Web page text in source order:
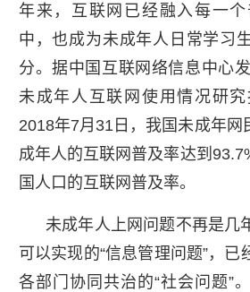
年来，互联网已经融入每一
中，也成为未成年人日常学习
分。据中国互联网络信息中心
未成年人互联网使用情况研
2018年7月31日，我国未成年网
成年人的互联网普及率达到
国人口的互联网普及率。
未成年人上网问题不再是几
可以实现的“信息管理问题”，已
各部门协同共治的“社会问题”